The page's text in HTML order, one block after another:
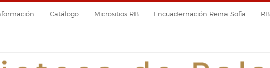
Catálogo Micrositios RB Encuadernación Reina Sofía